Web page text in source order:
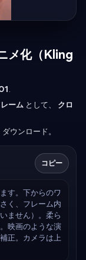
メ化（Kling
ーム として、 クロ
ウンロード。
コピー
す。下からのワ
く、フレーム内
ません）。柔ら
映画のような演
正。カメラは上